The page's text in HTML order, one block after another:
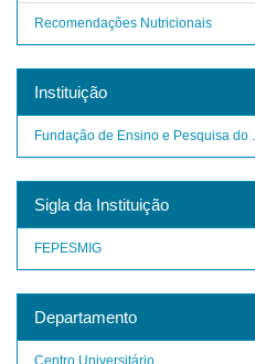
Recomendações Nutricionais
Instituição
Fundação de Ensino e Pesquisa do ...
Sigla da Instituição
FEPESMIG
Departamento
Centro Universitário